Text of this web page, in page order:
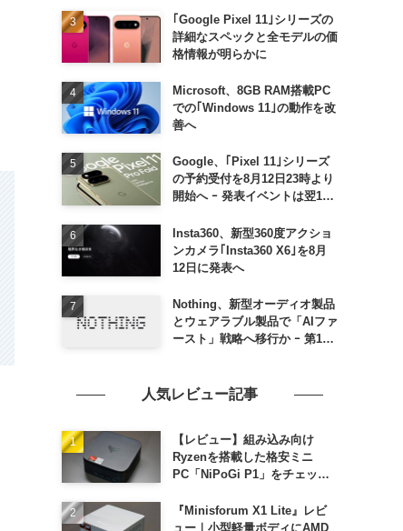
｢Google Pixel 11｣シリーズの
詳細なスペックと全モデルの価
格情報が明らかに
Microsoft、8GB RAM搭載PC
での｢Windows 11｣の動作を改
善へ
Google、｢Pixel 11｣シリーズ
の予約受付を8月12日23時より
開始へ ｰ 発表イベントは翌13
Insta360、新型360度アクショ
ンカメラ｢Insta360 X6｣を8月
12日に発表へ
Nothing、新型オーディオ製品
とウェアラブル製品で「AIファ
ースト」戦略へ移行か ｰ 第1弾
人気レビュー記事
【レビュー】組み込み向け
Ryzenを搭載した格安ミニ
PC「NiPoGi P1」をチェック
高性能
『Minisforum X1 Lite』レビ
ュー｜小型軽量ボディにAMD